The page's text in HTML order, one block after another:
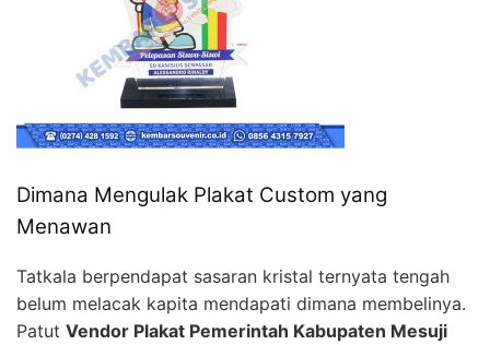
Dimana Mengulak Plakat Custom yang
Menawan
Tatkala berpendapat sasaran kristal ternyata tengah
belum melacak kapita mendapati dimana membelinya.
Patut Vendor Plakat Pemerintah Kabupaten Mesuji